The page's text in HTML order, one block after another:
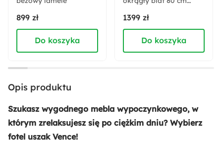
Tapicerowane
Akcja specjalna:
Nowość
Materiał korpusu:
Tkanina
Materiał oparcia:
Pianka poliuretanowa
899 zł
Do koszyka
1399 zł
Do koszyka
Opis produktu
Szukasz wygodnego mebla wypoczynkowego, w
którym zrelaksujesz się po ciężkim dniu? Wybierz
fotel uszak Vence!